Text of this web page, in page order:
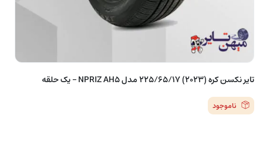
تایر نکسن کره (2023) 225/65/17 مدل NPRIZ AH5 – یک حلقه
ناموجود